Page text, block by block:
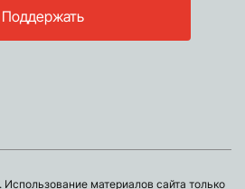
Поддержать
материалов сайта только